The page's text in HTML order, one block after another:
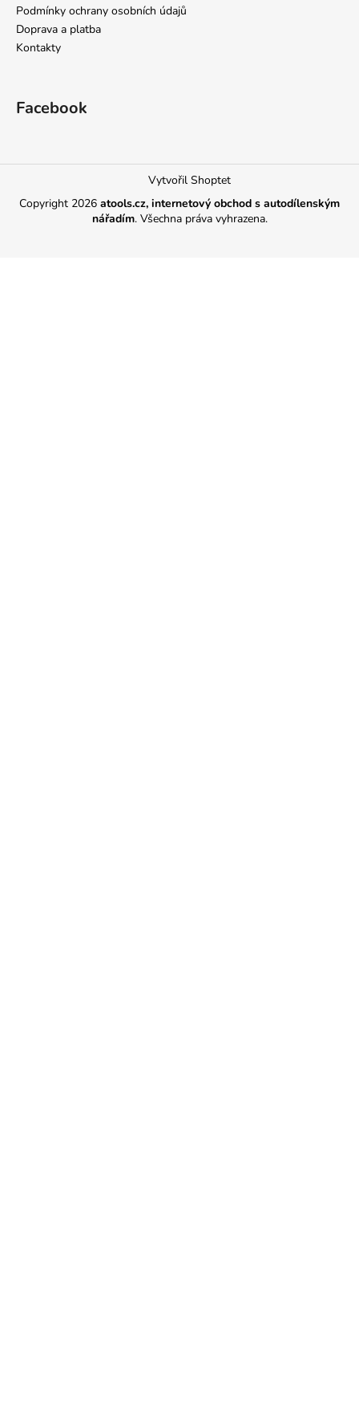
Podmínky ochrany osobních údajů
Doprava a platba
Kontakty
Facebook
Vytvořil Shoptet
Copyright 2026 atools.cz, internetový obchod s autodílenským
nářadím. Všechna práva vyhrazena.